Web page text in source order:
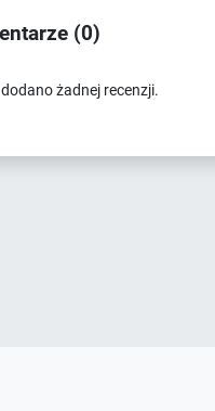
(0)
żadnej recenzji.